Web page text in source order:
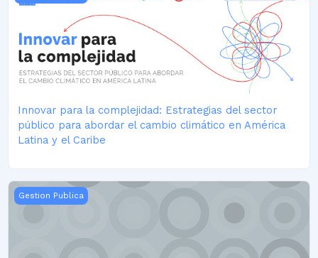
Innovar para la complejidad: Estrategias del sector
público para abordar el cambio climático en América
Latina y el Caribe
Resumen Marco Lógico - 2026
Gestion Publica